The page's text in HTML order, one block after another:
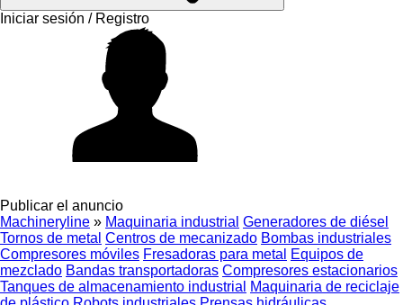
Iniciar sesión / Registro
Publicar el anuncio
Machineryline » Maquinaria industrial Generadores de diésel
Tornos de metal Centros de mecanizado Bombas industriales
Compresores móviles Fresadoras para metal
Equipos de
mezclado Bandas transportadoras Compresores estacionarios
Tanques de almacenamiento industrial
Maquinaria de reciclaje